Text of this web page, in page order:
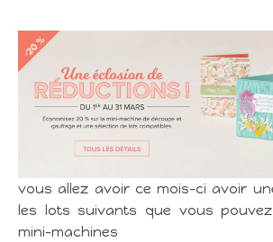
vous allez avoir ce mois-ci avoir
les lots suivants que vous
mini-machines